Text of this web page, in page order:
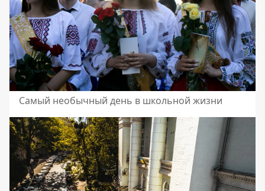
Самый необычный день в школьной жизни